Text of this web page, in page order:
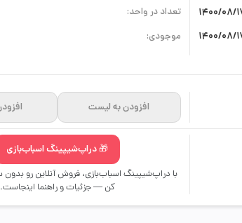
1400/08/
1400/08/
تعداد در واحد:
موجودی:
افزودن به لیست
🎁 دراپ‌شیپینگ اسباب‌بازی
با دراپ‌شیپینگ اسباب‌بازی، فروش آنلاین رو بدون
کن — جزئیات و راهنما اینجاست.